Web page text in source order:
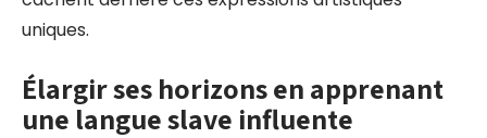
uniques.
Élargir ses horizons en apprenant
une langue slave influente